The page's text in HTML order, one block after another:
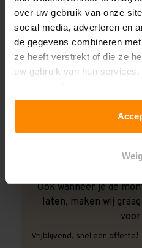
over uw gebruik van onze
social media, adverteren en
de gegevens combineren
ze heeft verstrekt of die ze
uw gebruik van hun
Ook wanneer je de
laten, maken wij
Vrijblijvend, snel een offerte!